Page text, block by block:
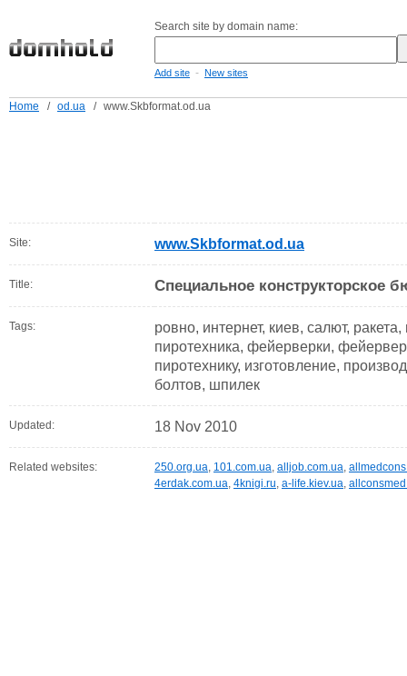
Search site by domain name:
Add site - New sites
Home / od.ua / www.Skbformat.od.ua
Site: www.Skbformat.od.ua
Title: Специальное конструкторское
Tags:
ровно, интернет, киев, салют,
пиротехника, фейерверки,
пиротехнику, изготовление,
болтов, шпилек
Updated: 18 Nov 2010
Related websites: 250.org.ua, 101.com.ua, alljob.com.ua,
4erdak.com.ua, 4knigi.ru, a-life.kiev.ua,